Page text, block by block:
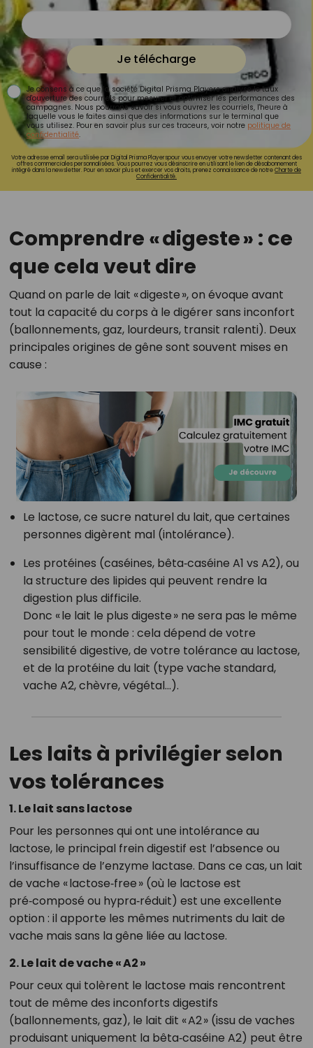
Je télécharge
Je consens à ce que la société Digital Prisma Players analyse le taux
d'ouverture des courriels pour mesurer et optimiser les performances des
campagnes. Nous pourrons savoir si vous ouvrez les courriels, l'heure à
laquelle vous le faites ainsi que des informations sur le terminal que
vous utilisez. Pour en savoir plus sur ces traceurs, voir notre politique de
confidentialité.
Votre adresse email sera utilisée par Digital Prisma Playerspour vous envoyer votre newsletter contenant des
offres commerciales personnalisées. Vous pourrez vous désinscrire en utilisant le lien de désabonnement
intégré dans la newsletter. Pour en savoir plus et exercer vos droits, prenez connaissance de notreCharte de
Confidentialité.
Comprendre « digeste » : ce
que cela veut dire
Quand on parle de lait « digeste », on évoque avant
tout la capacité du corps à le digérer sans inconfort
(ballonnements, gaz, lourdeurs, transit ralenti). Deux
principales origines de gêne sont souvent mises en
cause :
Le lactose, ce sucre naturel du lait, que certaines
personnes digèrent mal (intolérance).
Les protéines (caséines, bêta‑caséine A1 vs A2), ou
la structure des lipides qui peuvent rendre la
digestion plus difficile.
Donc « le lait le plus digeste » ne sera pas le même
pour tout le monde : cela dépend de votre
sensibilité digestive, de votre tolérance au lactose,
et de la protéine du lait (type vache standard,
vache A2, chèvre, végétal…).
Les laits à privilégier selon
vos tolérances
1. Le lait sans lactose
Pour les personnes qui ont une intolérance au
lactose, le principal frein digestif est l’absence ou
l’insuffisance de l’enzyme lactase. Dans ce cas, un lait
de vache « lactose‑free » (où le lactose est
pré‑composé ou hypra‑réduit) est une excellente
option : il apporte les mêmes nutriments du lait de
vache mais sans la gêne liée au lactose.
2. Le lait de vache « A2 »
Pour ceux qui tolèrent le lactose mais rencontrent
tout de même des inconforts digestifs
(ballonnements, gaz), le lait dit « A2 » (issu de vaches
produisant uniquement la bêta‑caséine A2) peut être